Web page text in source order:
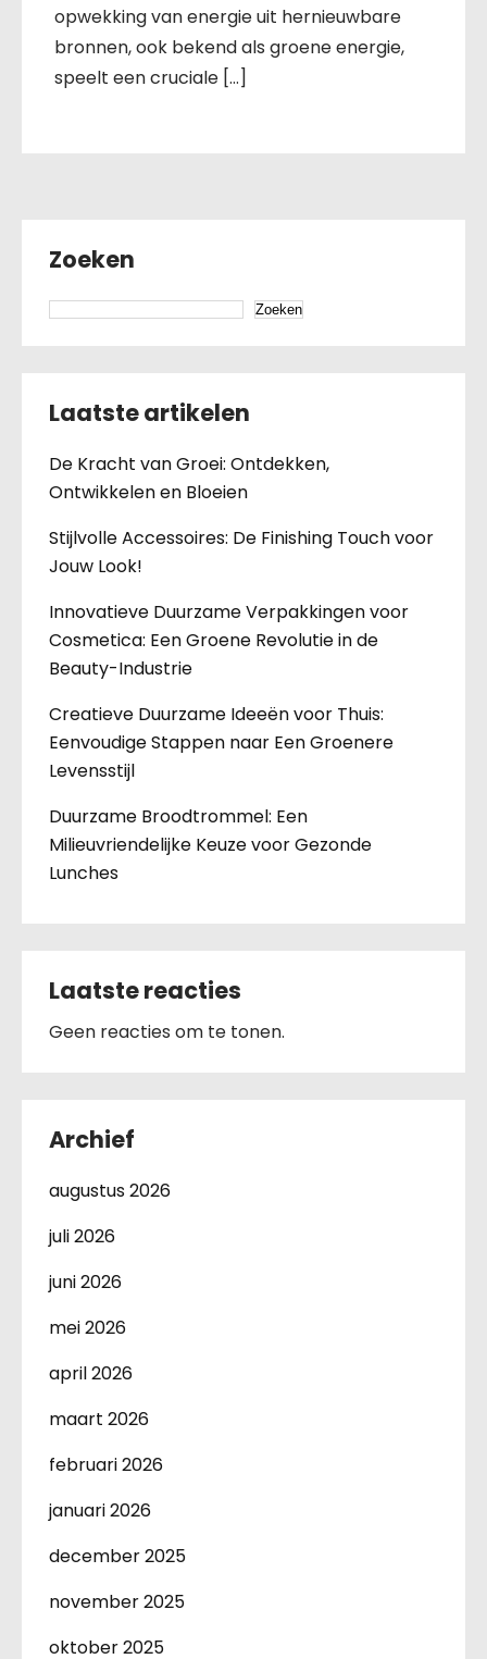
opwekking van energie uit hernieuwbare
bronnen, ook bekend als groene energie,
speelt een cruciale […]
Zoeken
Zoeken
Laatste artikelen
De Kracht van Groei: Ontdekken,
Ontwikkelen en Bloeien
Stijlvolle Accessoires: De Finishing Touch voor
Jouw Look!
Innovatieve Duurzame Verpakkingen voor
Cosmetica: Een Groene Revolutie in de
Beauty-Industrie
Creatieve Duurzame Ideeën voor Thuis:
Eenvoudige Stappen naar Een Groenere
Levensstijl
Duurzame Broodtrommel: Een
Milieuvriendelijke Keuze voor Gezonde
Lunches
Laatste reacties
Geen reacties om te tonen.
Archief
augustus 2026
juli 2026
juni 2026
mei 2026
april 2026
maart 2026
februari 2026
januari 2026
december 2025
november 2025
oktober 2025